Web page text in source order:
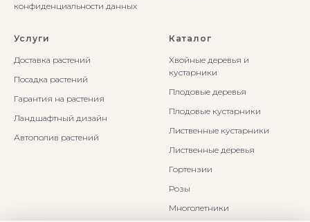
конфиденциальности данных
Услуги
Доставка растений
Посадка растений
Гарантия на растения
Ландшафтный дизайн
Автополив растений
Каталог
Хвойные деревья и
кустарники
Плодовые деревья
Плодовые кустарники
Лиственные кустарники
Лиственные деревья
Гортензии
Розы
Многолетники